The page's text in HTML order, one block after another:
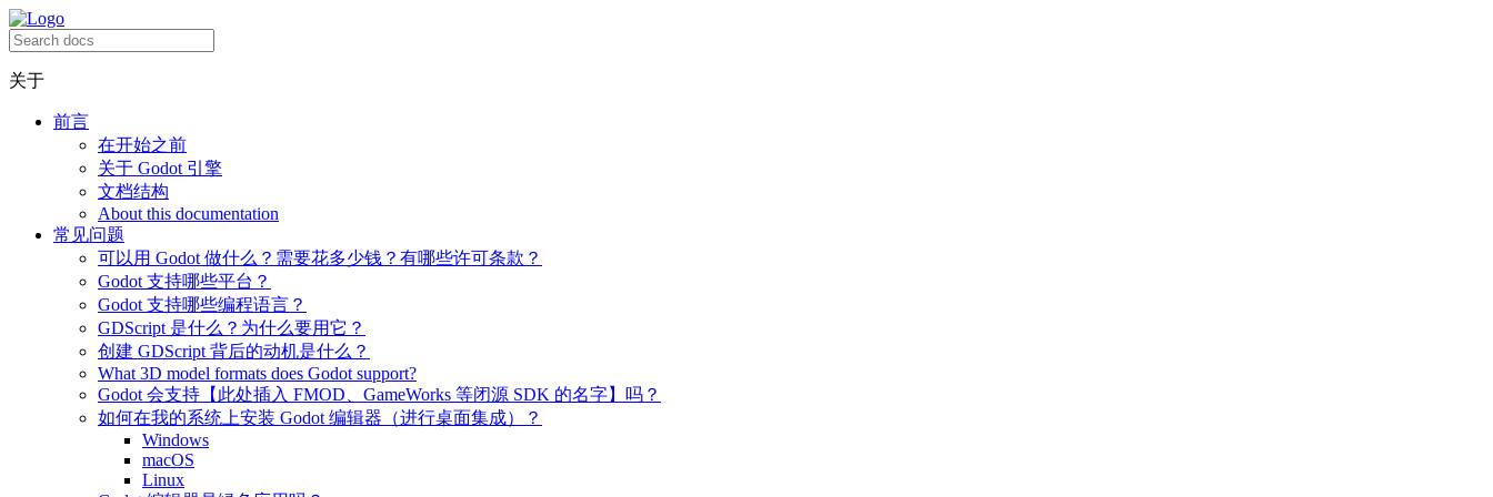
关于
前言
在开始之前
关于 Godot 引擎
文档结构
About this documentation
常见问题
可以用 Godot 做什么？需要花多少钱？有哪些许可条款？
Godot 支持哪些平台？
Godot 支持哪些编程语言？
GDScript 是什么？为什么要用它？
创建 GDScript 背后的动机是什么？
What 3D model formats does Godot support?
Godot 会支持【此处插入 FMOD、GameWorks 等闭源 SDK 的名字】吗？
如何在我的系统上安装 Godot 编辑器（进行桌面集成）？
Windows
macOS
Linux